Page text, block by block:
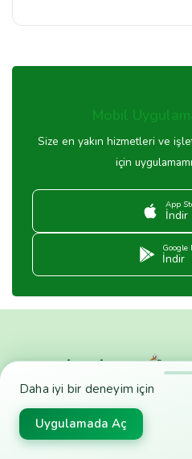
Daha iyi bir deneyim için
Uygulamada Aç
Mobil
Size en yakın hizmetleri ve
için
App
İndir
Google
İndir
Tavsiyemiz.com Size
650 Sektör ve 200.000 Firma
Olanlar Listelenir.